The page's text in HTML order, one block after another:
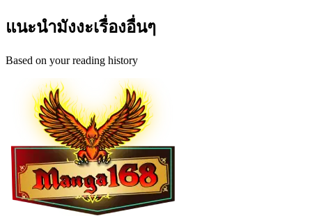
แนะนำมังงะเรื่องอื่นๆ
Based on your reading history